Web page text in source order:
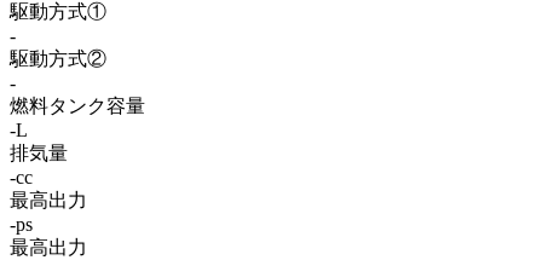
駆動方式①
-
駆動方式②
-
燃料タンク容量
-L
排気量
-cc
最高出力
-ps
最高出力